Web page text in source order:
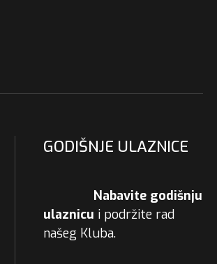
GODIŠNJE ULAZNICE
Nabavite godišnju
ulaznicu i podržite rad
našeg Kluba.